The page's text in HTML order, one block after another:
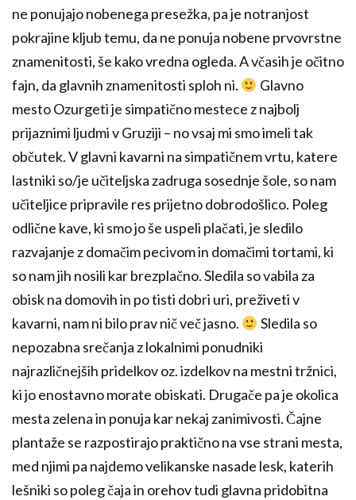
ne ponujajo nobenega presežka, pa je notranjost
pokrajine kljub temu, da ne ponuja nobene prvovrstne
znamenitosti, še kako vredna ogleda. A včasih je očitno
fajn, da glavnih znamenitosti sploh ni.
Glavno
mesto Ozurgeti je simpatično mestece z najbolj
prijaznimi ljudmi v Gruziji – no vsaj mi smo imeli tak
občutek. V glavni kavarni na simpatičnem vrtu, katere
lastniki so/je učiteljska zadruga sosednje šole, so nam
učiteljice pripravile res prijetno dobrodošlico. Poleg
odlične kave, ki smo jo še uspeli plačati, je sledilo
razvajanje z domačim pecivom in domačimi tortami, ki
so nam jih nosili kar brezplačno. Sledila so vabila za
obisk na domovih in po tisti dobri uri, preživeti v
kavarni, nam ni bilo prav nič več jasno.
Sledila so
nepozabna srečanja z lokalnimi ponudniki
najrazličnejših pridelkov oz. izdelkov na mestni tržnici,
ki jo enostavno morate obiskati. Drugače pa je okolica
mesta zelena in ponuja kar nekaj zanimivosti. Čajne
plantaže se razpostirajo praktično na vse strani mesta,
med njimi pa najdemo velikanske nasade lesk, katerih
lešniki so poleg čaja in orehov tudi glavna pridobitna